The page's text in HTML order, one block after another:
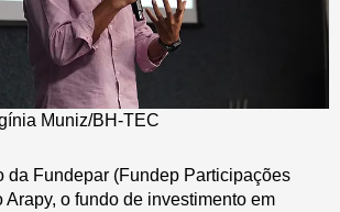
Muniz/BH-TEC
da Fundepar (Fundep Participações
Arapy, o fundo de investimento em